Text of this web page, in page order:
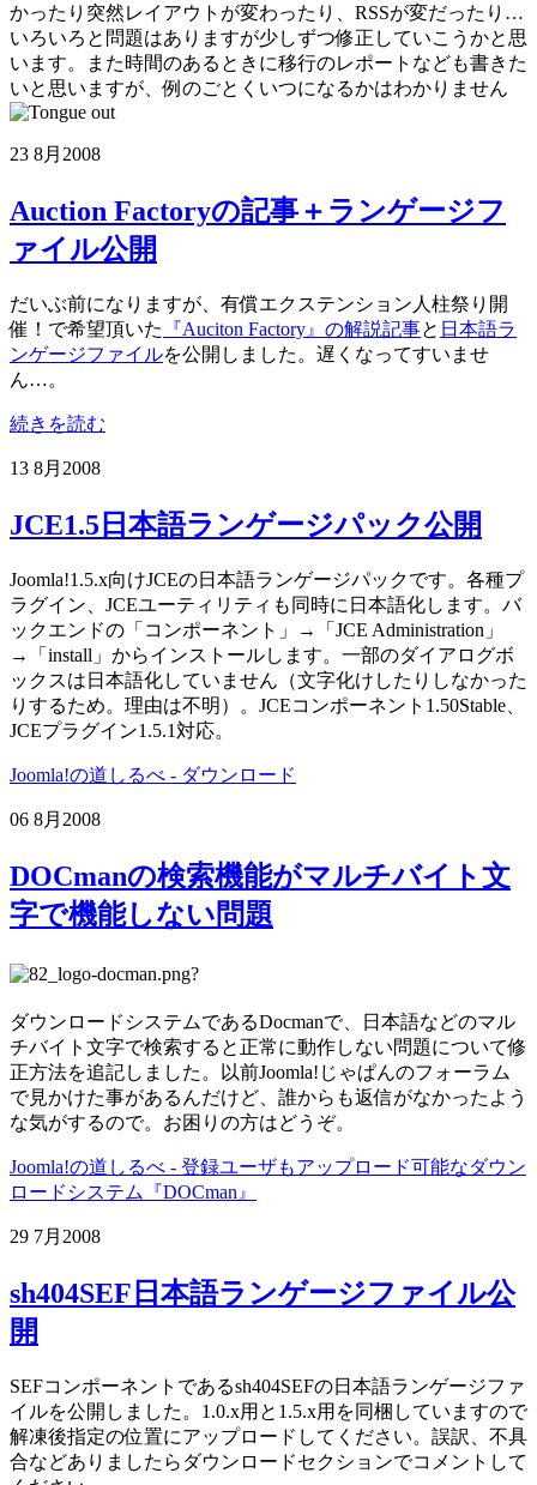
かったり突然レイアウトが変わったり、RSSが変だったり…
いろいろと問題はありますが少しずつ修正していこうかと思
います。また時間のあるときに移行のレポートなども書きた
いと思いますが、例のごとくいつになるかはわかりません
23 8月 2008
Auction Factoryの記事＋ランゲージフ
ァイル公開
だいぶ前になりますが、有償エクステンション人柱祭り開
催！で希望頂いた
『Auciton Factory』の解説記事と 日本語ラ
ンゲージファイルを公開しました。遅くなってすいませ
ん…。
続きを読む
13 8月 2008
JCE1.5日本語ランゲージパック公開
Joomla!1.5.x向けJCEの日本語ランゲージパックです。各種プ
ラグイン、JCEユーティリティも同時に日本語化します。バ
ックエンドの「コンポーネント」→「JCE Administration」
→「install」からインストールします。一部のダイアログボ
ックスは日本語化していません（文字化けしたりしなかった
りするため。理由は不明）。JCEコンポーネント1.50Stable、
JCEプラグイン1.5.1対応。
Joomla!の道しるべ - ダウンロード
06 8月 2008
DOCmanの検索機能がマルチバイト文
字で機能しない問題
?
ダウンロードシステムであるDocmanで、日本語などのマル
チバイト文字で検索すると正常に動作しない問題について修
正方法を追記しました。以前Joomla!じゃぱんのフォーラム
で見かけた事があるんだけど、誰からも返信がなかったよう
な気がするので。お困りの方はどうぞ。
Joomla!の道しるべ - 登録ユーザもアップロード可能なダウン
ロードシステム『DOCman』
29 7月 2008
sh404SEF日本語ランゲージファイル公
開
SEFコンポーネントであるsh404SEFの日本語ランゲージファ
イルを公開しました。1.0.x用と1.5.x用を同梱していますので
解凍後指定の位置にアップロードしてください。誤訳、不具
合などありましたらダウンロードセクションでコメントして